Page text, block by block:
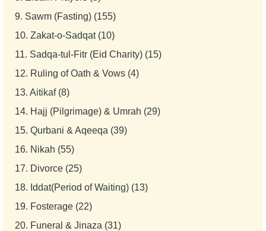
9. Sawm (Fasting) (155)
10. Zakat-o-Sadqat (10)
11. Sadqa-tul-Fitr (Eid Charity) (15)
12. Ruling of Oath & Vows (4)
13. Aitikaf (8)
14. Hajj (Pilgrimage) & Umrah (29)
15. Qurbani & Aqeeqa (39)
16. Nikah (55)
17. Divorce (25)
18. Iddat(Period of Waiting) (13)
19. Fosterage (22)
20. Funeral & Jinaza (31)